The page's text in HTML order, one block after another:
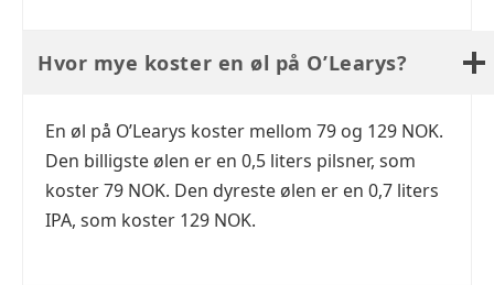
Hvor mye koster en øl på O’Learys?
En øl på O’Learys koster mellom 79 og 129 NOK.
Den billigste ølen er en 0,5 liters pilsner, som
koster 79 NOK. Den dyreste ølen er en 0,7 liters
IPA, som koster 129 NOK.